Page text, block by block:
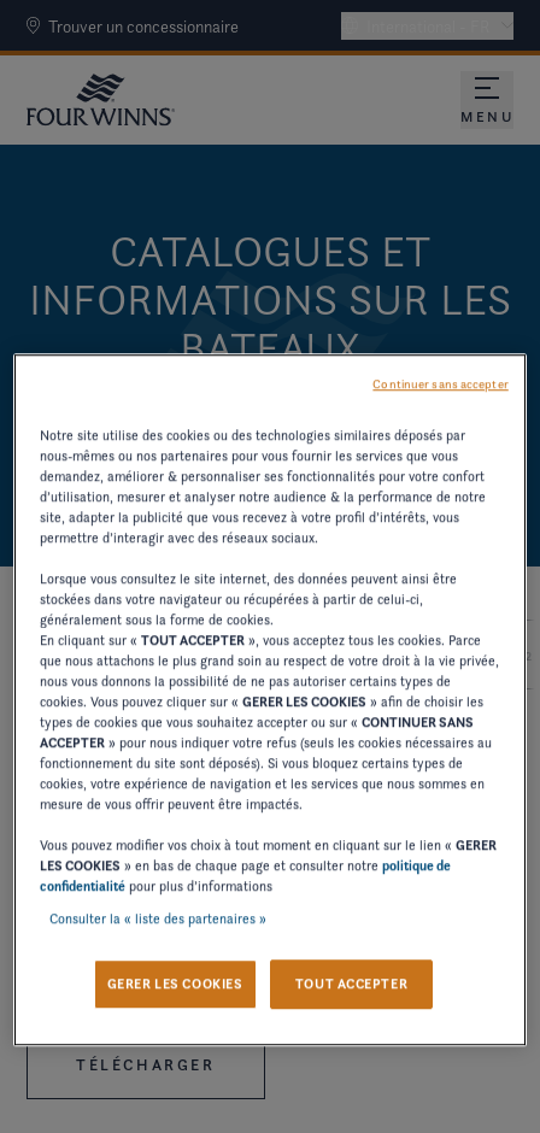
Trouver un concessionnaire
MENU
CATALOGUES ET
INFORMATIONS SUR LES
BATEAUX
TÉLÉCHARGEZ DES CATALOGUES ET
D'AUTRES RESSOURCES SUR LES
ANCIENS MODÈLES.
2027 2026 2025 2024
MANUEL PROPRIÉTAIRE
FUNSHIP
TÉLÉCHARGER
MANUEL PROPRIÉTAIRE
FUNSHIP ADDENDUM
TÉLÉCHARGER
Notre site utilise des cookies ou des technologies similaires déposés par
nous-mêmes ou nos partenaires pour vous fournir les services que vous
demandez, améliorer & personnaliser ses fonctionnalités pour votre confort
d’utilisation, mesurer et analyser notre audience & la performance de notre
site, adapter la publicité que vous recevez à votre profil d’intérêts, vous
permettre d’interagir avec des réseaux sociaux.
Lorsque vous consultez le site internet, des données peuvent ainsi être
stockées dans votre navigateur ou récupérées à partir de celui-ci,
généralement sous la forme de cookies.
En cliquant sur «TOUT ACCEPTER », vous acceptez tous les cookies. Parce
que nous attachons le plus grand soin au respect de votre droit à la vie privée,
nous vous donnons la possibilité de ne pas autoriser certains types de
cookies. Vous pouvez cliquer sur «GERER LES COOKIES » afin de choisir les
types de cookies que vous souhaitez accepter ou sur «CONTINUER SANS
ACCEPTER » pour nous indiquer votre refus (seuls les cookies nécessaires au
fonctionnement du site sont déposés). Si vous bloquez certains types de
cookies, votre expérience de navigation et les services que nous sommes en
mesure de vous offrir peuvent être impactés.
Vous pouvez modifier vos choix à tout moment en cliquant sur le lien «GERER
LES COOKIES » en bas de chaque page et consulter notrepolitique de
confidentialité pour plus d’informations
Consulter la « liste des partenaires »
GERER LES COOKIES TOUT ACCEPTER
Continuer sans accepter